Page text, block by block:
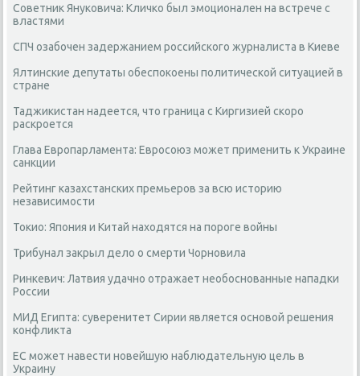
Советник Януковича: Кличко был эмоционален на встрече с
властями
СПЧ озабочен задержанием российского журналиста в Киеве
Ялтинские депутаты обеспокоены политической ситуацией в
стране
Таджикистан надеется, что граница с Киргизией скоро
раскроется
Глава Европарламента: Евросоюз может применить к Украине
санкции
Рейтинг казахстанских премьеров за всю историю
независимости
Токио: Япония и Китай находятся на пороге войны
Трибунал закрыл дело о смерти Чорновила
Ринкевич: Латвия удачно отражает необоснованные нападки
России
МИД Египта: суверенитет Сирии является основой решения
конфликта
ЕС может навести новейшую наблюдательную цель в
Украину